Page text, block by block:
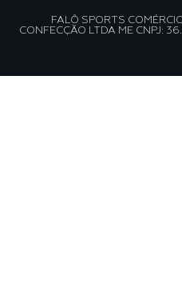
FALÔ SPORTS
CONFECÇÃO LTDA ME CNPJ: